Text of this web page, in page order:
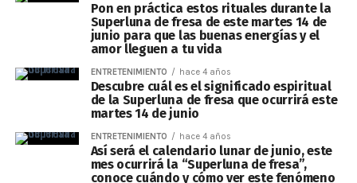
Pon en práctica estos rituales durante la
Superluna de fresa de este martes 14 de
junio para que las buenas energías y el
amor lleguen a tu vida
ENTRETENIMIENTO hace 4 años
Descubre cuál es el significado espiritual
de la Superluna de fresa que ocurrirá este
martes 14 de junio
ENTRETENIMIENTO hace 4 años
Así será el calendario lunar de junio, este
mes ocurrirá la “Superluna de fresa”,
conoce cuándo y cómo ver este fenómeno